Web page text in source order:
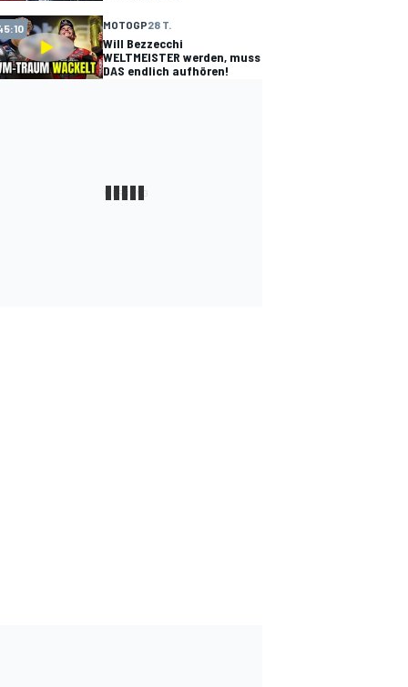
MOTOGP28 T.
Will Bezzecchi
WELTMEISTER werden, muss
DAS endlich aufhören!